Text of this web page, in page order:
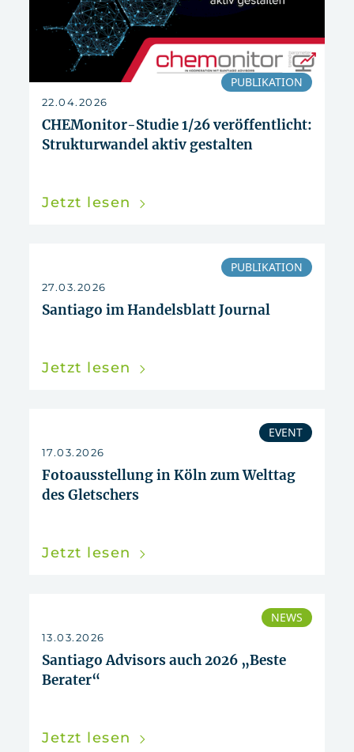
PUBLIKATION
22.04.2026
CHEMonitor-Studie 1/26 veröffentlicht:
Strukturwandel aktiv gestalten
Jetzt lesen
PUBLIKATION
27.03.2026
Santiago im Handelsblatt Journal
Jetzt lesen
EVENT
17.03.2026
Fotoausstellung in Köln zum Welttag
des Gletschers
Jetzt lesen
NEWS
13.03.2026
Santiago Advisors auch 2026 „Beste
Berater“
Jetzt lesen